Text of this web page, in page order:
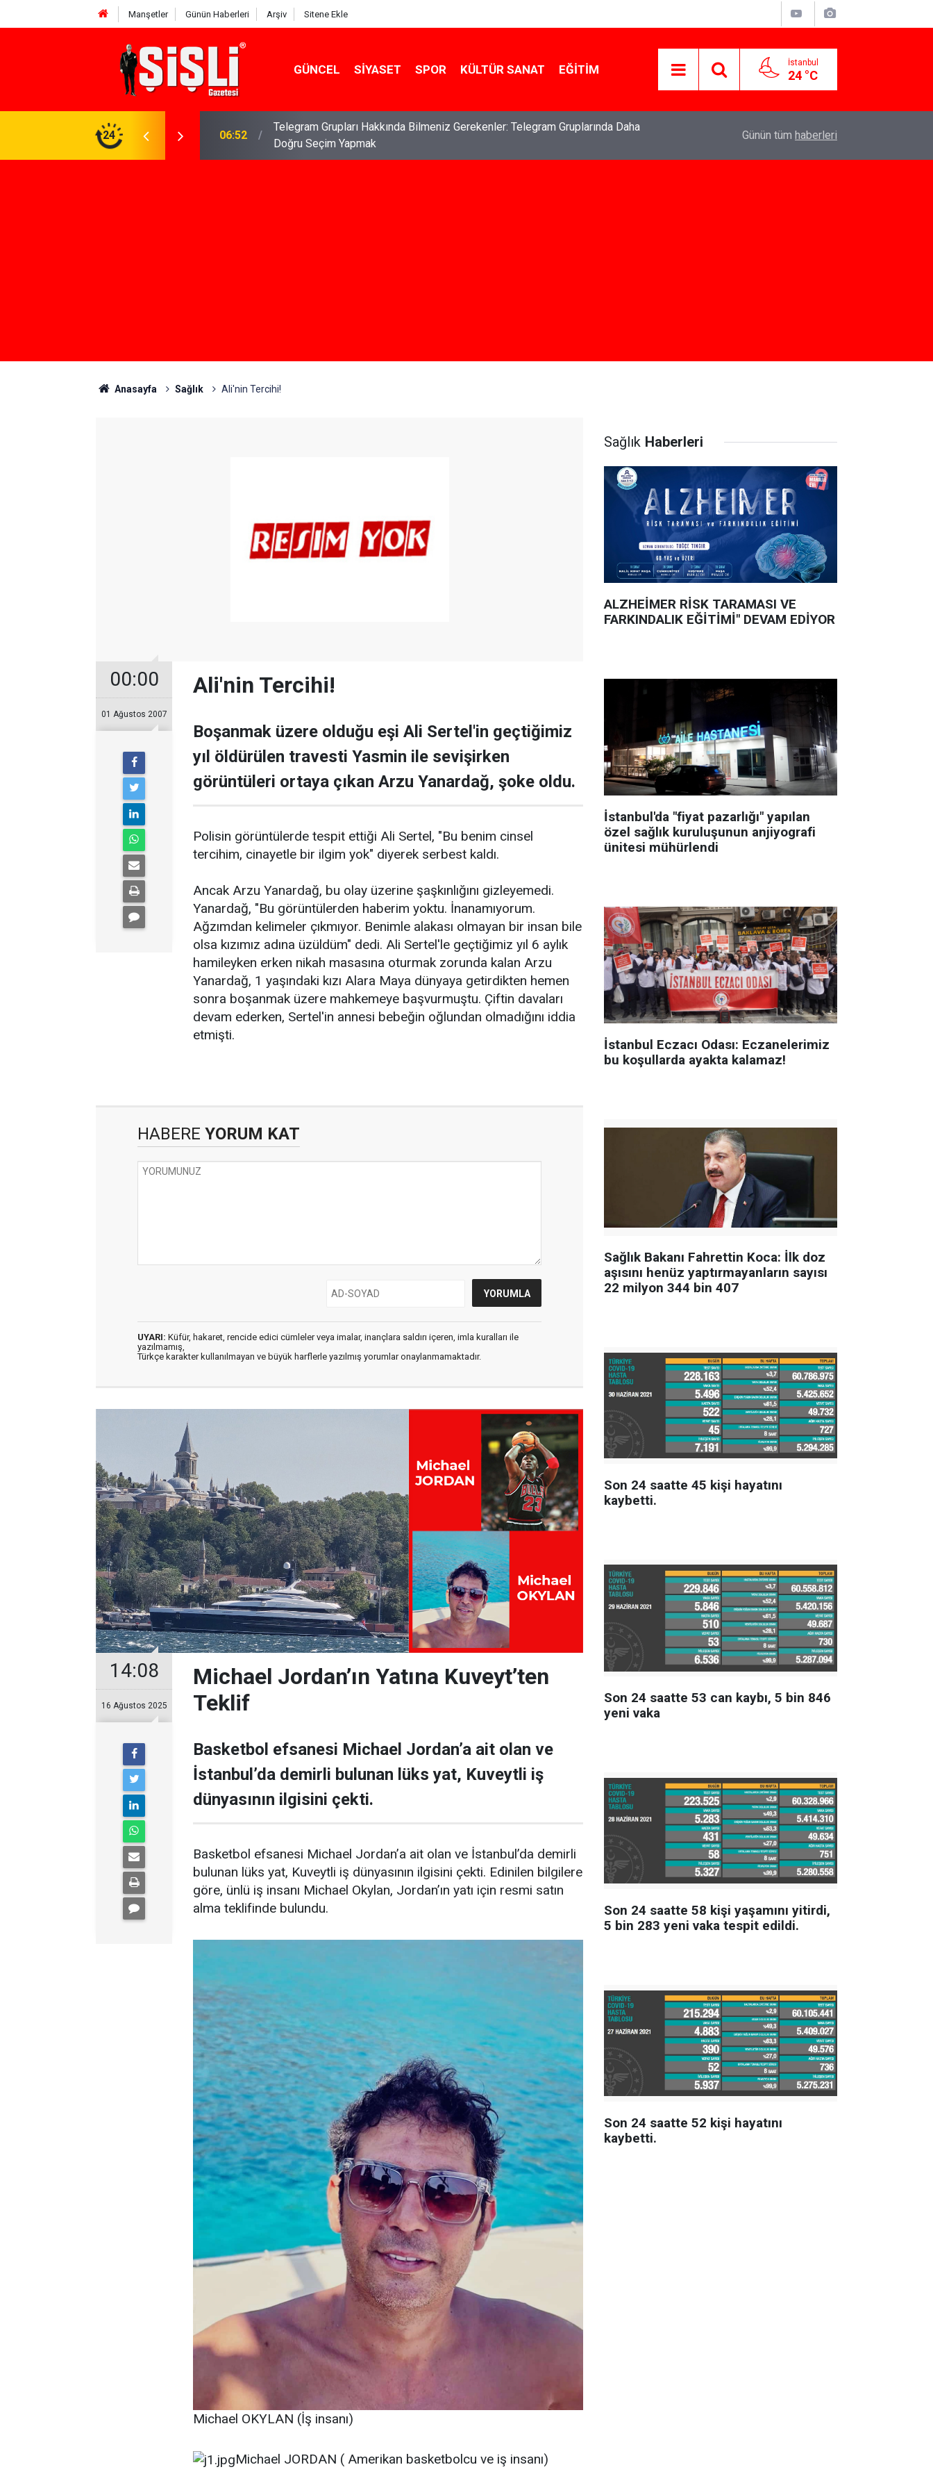
Manşetler Günün Haberleri Arşiv Sitene Ekle
GÜNCEL SIYASET SPOR KÜLTÜR SANAT EĞITIM İstanbul
24 °C
24
Gerekenler: Telegram Gruplarında Daha
04:43 İş Davaları: Haklarınızı Bilmek ve Koruma Altına Almak Özlem Drahyalı Kimdir, Nereli ve Kaç
Günün tüm haberleri
Anasayfa Sağlık Ali'nin Tercihi!
00:00
01 Ağustos 2007
Ali'nin Tercihi!
Boşanmak üzere olduğu eşi Ali Sertel'in geçtiğimiz
yıl öldürülen travesti Yasmin ile sevişirken
görüntüleri ortaya çıkan Arzu Yanardağ, şoke oldu.
Polisin görüntülerde tespit ettiği Ali Sertel, "Bu benim cinsel
tercihim, cinayetle bir ilgim yok" diyerek serbest kaldı.
Ancak Arzu Yanardağ, bu olay üzerine şaşkınlığını gizleyemedi.
Yanardağ, "Bu görüntülerden haberim yoktu. İnanamıyorum.
Ağzımdan kelimeler çıkmıyor. Benimle alakası olmayan bir insan bile
olsa kızımız adına üzüldüm" dedi. Ali Sertel'le geçtiğimiz yıl 6 aylık
hamileyken erken nikah masasına oturmak zorunda kalan Arzu
Yanardağ, 1 yaşındaki kızı Alara Maya dünyaya getirdikten hemen
sonra boşanmak üzere mahkemeye başvurmuştu. Çiftin davaları
devam ederken, Sertel'in annesi bebeğin oğlundan olmadığını iddia
etmişti.
HABERE YORUM KAT
UYARI: Küfür, hakaret, rencide edici cümleler veya imalar, inançlara saldırı içeren, imla kuralları ile
yazılmamış,
Türkçe karakter kullanılmayan ve büyük harflerle yazılmış yorumlar onaylanmamaktadır.
14:08
16 Ağustos 2025
Michael Jordan’ın Yatına Kuveyt’ten
Teklif
Basketbol efsanesi Michael Jordan’a ait olan ve
İstanbul’da demirli bulunan lüks yat, Kuveytli iş
dünyasının ilgisini çekti.
Basketbol efsanesi Michael Jordan’a ait olan ve İstanbul’da demirli
bulunan lüks yat, Kuveytli iş dünyasının ilgisini çekti. Edinilen bilgilere
göre, ünlü iş insanı Michael Okylan, Jordan’ın yatı için resmi satın
alma teklifinde bulundu.
Michael OKYLAN (İş insanı)
Michael JORDAN ( Amerikan basketbolcu ve iş insanı)
Sağlık Haberleri
ALZHEİMER RİSK TARAMASI VE
FARKINDALIK EĞİTİMİ" DEVAM EDİYOR
İstanbul'da "fiyat pazarlığı" yapılan
özel sağlık kuruluşunun anjiyografi
ünitesi mühürlendi
İstanbul Eczacı Odası: Eczanelerimiz
bu koşullarda ayakta kalamaz!
Sağlık Bakanı Fahrettin Koca: İlk doz
aşısını henüz yaptırmayanların sayısı
22 milyon 344 bin 407
Son 24 saatte 45 kişi hayatını
kaybetti.
Son 24 saatte 53 can kaybı, 5 bin 846
yeni vaka
Son 24 saatte 58 kişi yaşamını yitirdi,
5 bin 283 yeni vaka tespit edildi.
Son 24 saatte 52 kişi hayatını
kaybetti.